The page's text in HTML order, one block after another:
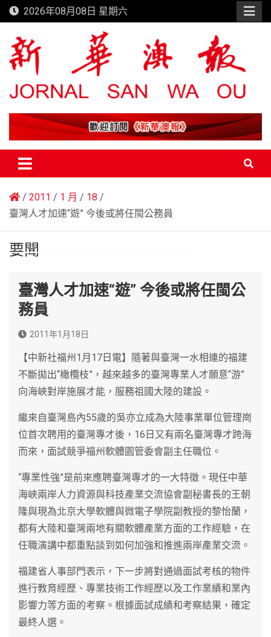
Skip
to
content
2026年08月08日 星期六
新華澳報
2011 1 月
18
臺灣人才加速“遊” 今後或將任閩公務員
要聞
臺灣人才加速“遊” 今後或將任閩公
務員
2011年1月18日
【中新社福州1月17日電】隨著與臺灣一水相連的福建
不斷拋出“橄欖枝”，越來越多的臺灣專業人才願意“游”
向海峽對岸施展才能，服務祖國大陸的建設。
繼來自臺灣島內55歲的吳亦立成為大陸事業單位管理崗
位首次聘用的臺灣專才後，16日又有兩名臺灣專才跨海
而來，面試競爭福州軟體園管委會副主任職位。
“專業性強”是前來應聘臺灣專才的一大特徵。現任中華
海峽兩岸人力資源與科技產業交流協會副秘書長的王朝
隆與現為北京大學軟體與微電子學院副教授的黎怡蘭，
都有大陸和臺灣兩地有關軟體產業方面的工作經驗，在
任職演講中都重點談到如何加強和推進兩岸產業交流。
福建省人事部門表示，下一步將對通過面試考核的物件
進行教育經歷、專業技術工作經歷以及工作業績和業內
影響力等方面的考察。根據面試成績和考察結果，確定
最終人選。